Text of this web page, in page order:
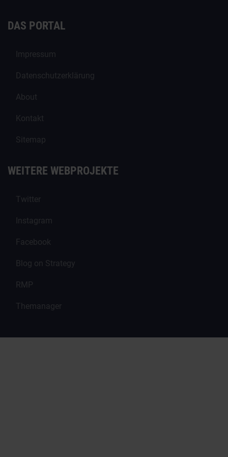
DAS PORTAL
Impressum
Datenschutzerklärung
About
Kontakt
Sitemap
WEITERE WEBPROJEKTE
Twitter
Instagram
Facebook
Blog on Strategy
RMP
Themanager